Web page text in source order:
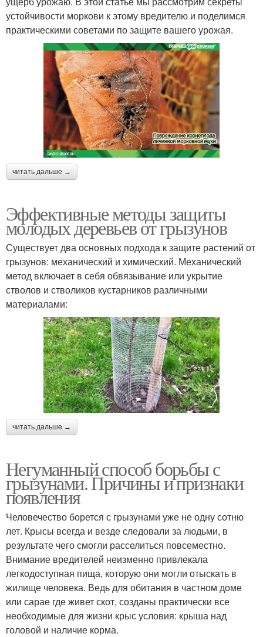
устойчивости моркови к этому вредителю и поделимся
практическими советами по защите вашего урожая.
читать дальше →
Эффективные методы защиты
молодых деревьев от грызунов
Существует два основных подхода к защите растений от
грызунов: механический и химический. Механический
метод включает в себя обвязывание или укрытие
стволов и стволиков кустарников различными
материалами:
читать дальше →
Негуманный способ борьбы с
грызунами. Причины и признаки
появления
Человечество борется с грызунами уже не одну сотню
лет. Крысы всегда и везде следовали за людьми, в
результате чего смогли расселиться повсеместно.
Внимание вредителей неизменно привлекала
легкодоступная пища, которую они могли отыскать в
жилище человека. Ведь для обитания в частном доме
или сарае где живет скот, созданы практически все
необходимые для жизни крыс условия: крыша над
головой и наличие корма.